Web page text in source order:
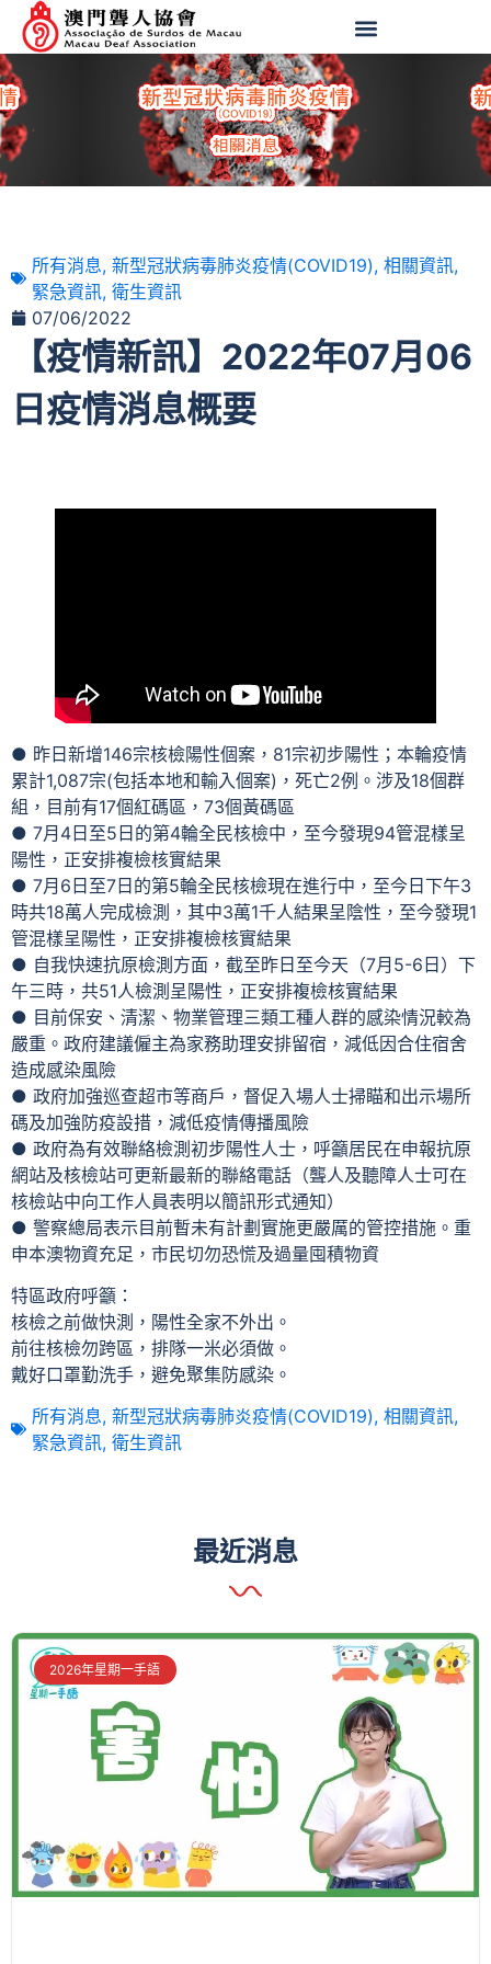
所有消息, 新型冠狀病毒肺炎疫情(COVID19), 相關資訊,
緊急資訊, 衛生資訊
07/06/2022
【疫情新訊】2022年07月06
日疫情消息概要
● 昨日新增146宗核檢陽性個案，81宗初步陽性；本輪疫情
累計1,087宗(包括本地和輸入個案)，死亡2例。涉及18個群
組，目前有17個紅碼區，73個黃碼區
● 7月4日至5日的第4輪全民核檢中，至今發現94管混樣呈
陽性，正安排複檢核實結果
● 7月6日至7日的第5輪全民核檢現在進行中，至今日下午3
時共18萬人完成檢測，其中3萬1千人結果呈陰性，至今發現1
管混樣呈陽性，正安排複檢核實結果
● 自我快速抗原檢測方面，截至昨日至今天（7月5-6日）下
午三時，共51人檢測呈陽性，正安排複檢核實結果
● 目前保安、清潔、物業管理三類工種人群的感染情況較為
嚴重。政府建議僱主為家務助理安排留宿，減低因合住宿舍
造成感染風險
● 政府加強巡查超市等商戶，督促入場人士掃瞄和出示場所
碼及加強防疫設措，減低疫情傳播風險
● 政府為有效聯絡檢測初步陽性人士，呼籲居民在申報抗原
網站及核檢站可更新最新的聯絡電話（聾人及聽障人士可在
核檢站中向工作人員表明以簡訊形式通知）
● 警察總局表示目前暫未有計劃實施更嚴厲的管控措施。重
申本澳物資充足，市民切勿恐慌及過量囤積物資
特區政府呼籲：
核檢之前做快測，陽性全家不外出。
前往核檢勿跨區，排隊一米必須做。
戴好口罩勤洗手，避免聚集防感染。
所有消息, 新型冠狀病毒肺炎疫情(COVID19), 相關資訊,
緊急資訊, 衛生資訊
最近消息
2026年星期一手語